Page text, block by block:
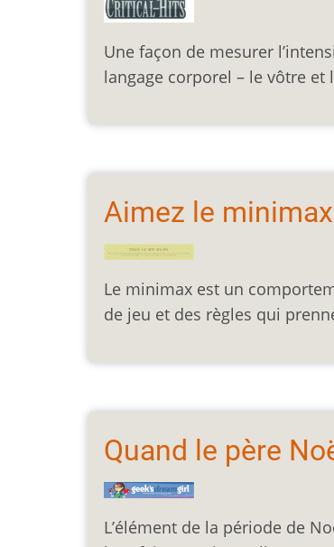
Une façon de mesurer
langage corporel – le vôtre et
Aimez le minimax
Le minimax est un
de jeu et des règles qui
Quand le père
L’élément de la période de